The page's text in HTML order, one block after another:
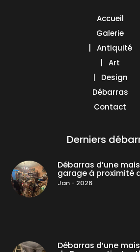
Accueil
Galerie
| Antiquité
| Art
| Design
Débarras
Contact
Derniers
Débarras d’une
garage à proximité
Jan - 2026
Débarras d’une